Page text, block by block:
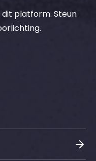
platform. Steun